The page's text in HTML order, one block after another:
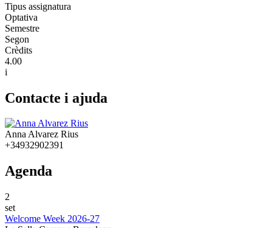
Tipus assignatura
Optativa
Semestre
Segon
Crèdits
4.00
i
Contacte i ajuda
Anna Alvarez Rius
+34932902391
Agenda
2
set
Welcome Week 2026-27